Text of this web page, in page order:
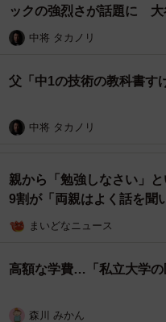
ックの強烈さが話題に 大
中将 タカノリ
父「中1の技術の教科書す
中将 タカノリ
親から「勉強しなさい」
9割が「両親はよく話を聞
まいどなニュース
高額な学費…「私立大学
森川 みかん